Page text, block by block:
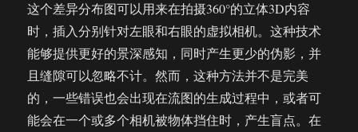
这个差异分布图可以用来在拍摄360°的立体3D内容
时，插入分别针对左眼和右眼的虚拟相机。这种技术
能够提供更好的景深感知，同时产生更少的伪影，并
且缝隙可以忽略不计。然而，这种方法并不是完美
的，一些错误也会出现在流图的生成过程中，或者可
能会在一个或多个相机被物体挡住时，产生盲点。在